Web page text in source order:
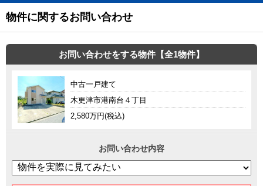
物件に関するお問い合わせ
お問い合わせをする物件【全1物件】
中古一戸建て
木更津市港南台４丁目
2,580万円(税込)
お問い合わせ内容